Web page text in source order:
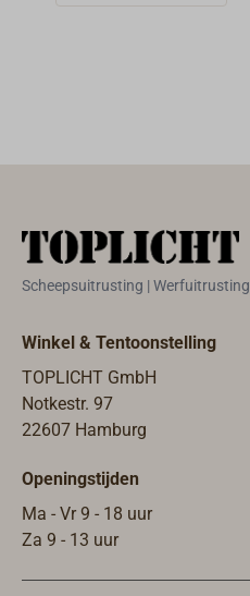
Scheepsuitrusting | Werfuitrusting
Winkel & Tentoonstelling
TOPLICHT GmbH
Notkestr. 97
22607 Hamburg
Openingstijden
Ma - Vr 9 - 18 uur
Za 9 - 13 uur